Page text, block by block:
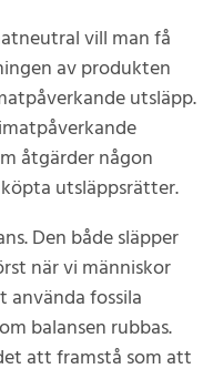
vill man få
av produkten
utsläpp.
åtgärder någon
utsläppsrätter.
Den både släpper
när vi människor
fossila
balansen rubbas.
att framstå som att